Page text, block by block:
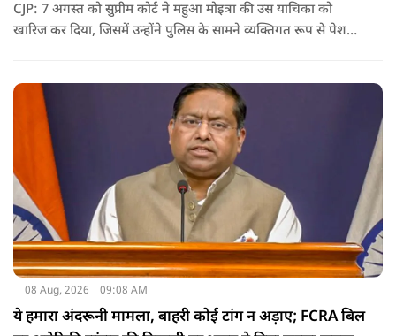
CJP: 7 अगस्त को सुप्रीम कोर्ट ने महुआ मोइत्रा की उस याचिका को
खारिज कर दिया, जिसमें उन्होंने पुलिस के सामने व्यक्तिगत रूप से पेश
केंद्र बन गई है.
08 Aug, 2026 09:08 AM
ये हमारा अंदरूनी मामला, बाहरी कोई टांग न अड़ाए; FCRA बिल